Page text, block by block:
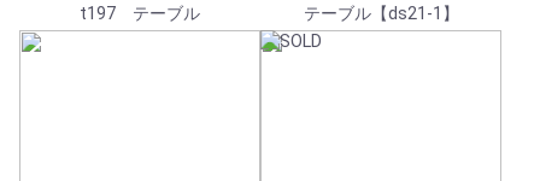
t197 テーブル テーブル【ds21-1】